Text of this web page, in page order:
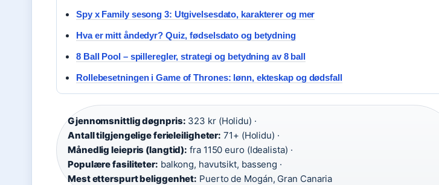
Spy x Family sesong 3: Utgivelsesdato, karakterer og mer
Hva er mitt åndedyr? Quiz, fødselsdato og betydning
8 Ball Pool – spilleregler, strategi og betydning av 8 ball
Rollebesetningen i Game of Thrones: lønn, ekteskap og dødsfall
Gjennomsnittlig døgnpris: 323 kr (Holidu) ·
Antall tilgjengelige ferieleiligheter: 71+ (Holidu) ·
Månedlig leiepris (langtid): fra 1150 euro (Idealista) ·
Populære fasiliteter: balkong, havutsikt, basseng ·
Mest etterspurt beliggenhet: Puerto de Mogán, Gran Canaria